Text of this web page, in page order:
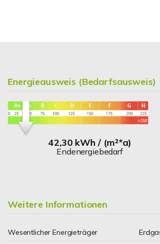
Energieausweis (Bedarfsausweis)
42,30 kWh / (m²*a)
Endenergiebedarf
Weitere Informationen
Wesentlicher Energieträger